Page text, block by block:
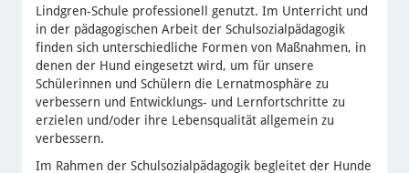
Lindgren-Schule professionell genutzt. Im Unterricht und
in der pädagogischen Arbeit der Schulsozialpädagogik
finden sich unterschiedliche Formen von Maßnahmen, in
denen der Hund eingesetzt wird, um für unsere
Schülerinnen und Schülern die Lernatmosphäre zu
verbessern und Entwicklungs- und Lernfortschritte zu
erzielen und/oder ihre Lebensqualität allgemein zu
verbessern.
Im Rahmen der Schulsozialpädagogik begleitet der Hunde